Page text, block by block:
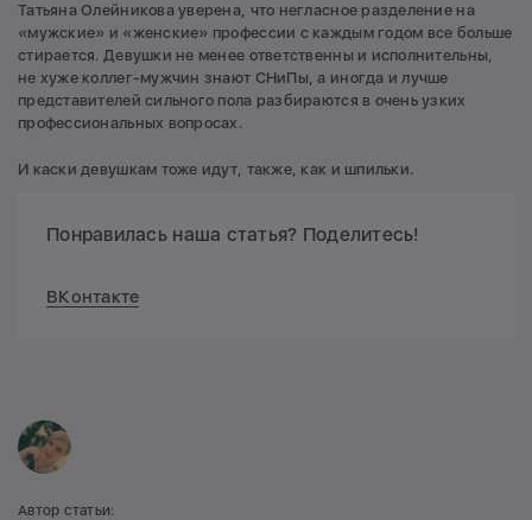
Татьяна Олейникова уверена, что негласное разделение на
«мужские» и «женские» профессии с каждым годом все больше
стирается. Девушки не менее ответственны и исполнительны,
не хуже коллег-мужчин знают СНиПы, а иногда и лучше
представителей сильного пола разбираются в очень узких
профессиональных вопросах.
И каски девушкам тоже идут, также, как и шпильки.
Понравилась наша статья? Поделитесь!
ВКонтакте
Автор статьи: